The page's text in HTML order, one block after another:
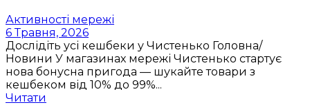
Активності мережі
6 Травня, 2026
Дослідіть усі кешбеки у Чистенько Головна/
Новини У магазинах мережі Чистенько стартує
нова бонусна пригода — шукайте товари з
кешбеком від 10% до 99%...
Читати